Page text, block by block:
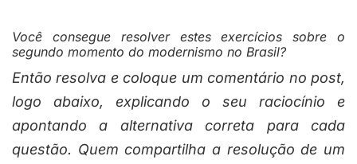
Você consegue resolver estes exercícios sobre o
segundo momento do modernismo no Brasil?
Então resolva e coloque um comentário no post,
logo abaixo, explicando o seu raciocínio e
apontando a alternativa correta para cada
questão. Quem compartilha a resolução de um